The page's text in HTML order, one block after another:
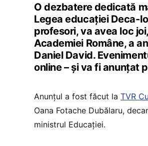
O dezbatere dedicată
Legea educației Deca-
profesori, va avea loc
Academiei Române, a
Daniel David.
online – și va fi anunțat
Anunțul a fost făcut la TVR
Oana Fotache Dubălaru,
ministrul Educației.